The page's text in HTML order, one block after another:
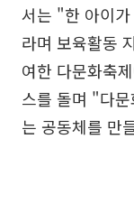
서는 "한 아이
라며 보육활동
여한 다문화축
스를 돌며 "다
는 공동체를 만